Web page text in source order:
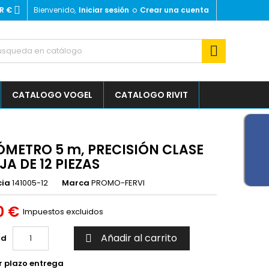
Bienvenido, Iniciar sesión o Crear una cuenta
€ 

CATALOGO VOGEL CATALOGO RIVIT
5 m, PRECISIÓN CLASE
DE 12 PIEZAS
141005-12 Marca PROMO-FERVI
€ Impuestos excluidos
 Añadir al carrito
plazo entrega